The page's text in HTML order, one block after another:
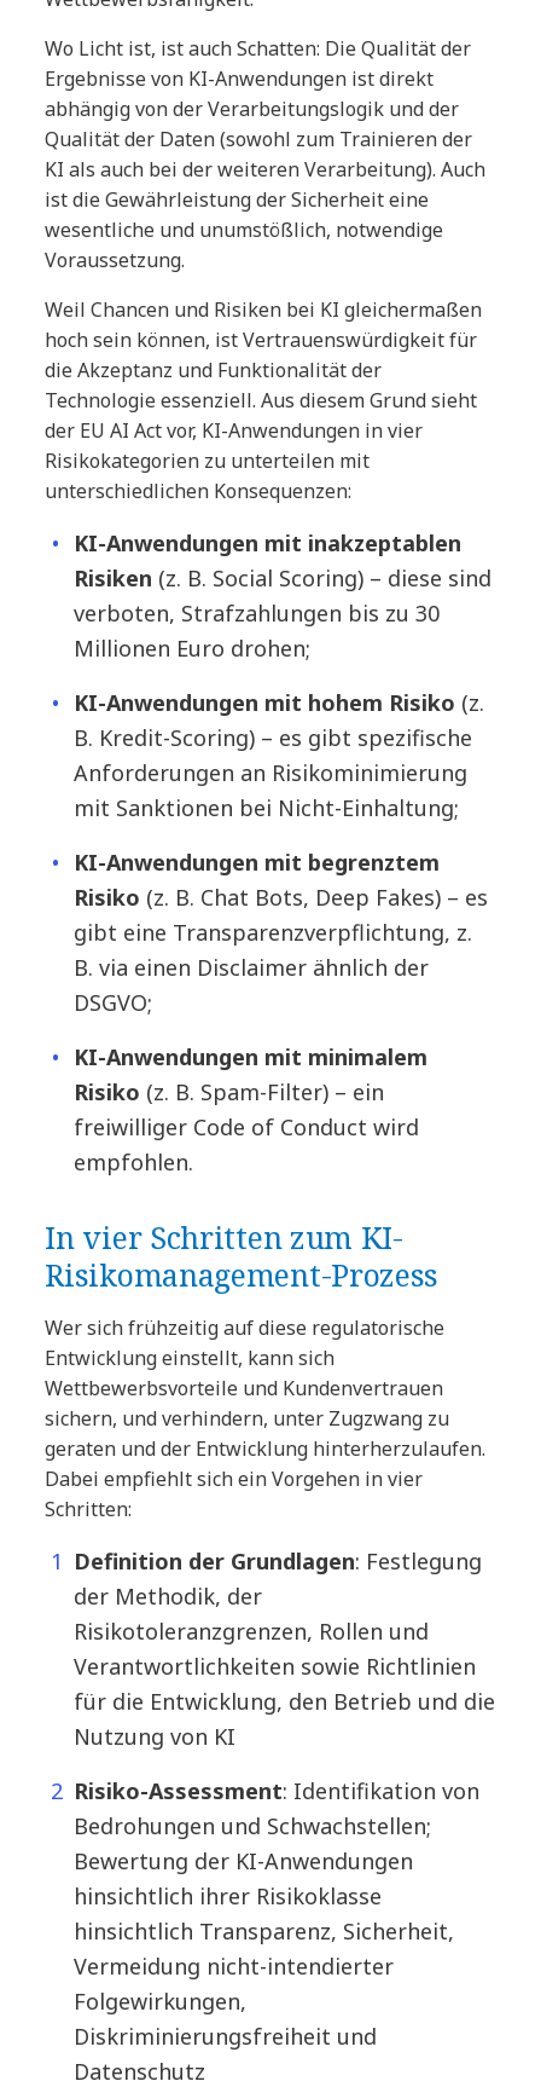
Wo Licht ist, ist auch Schatten: Die Qualität der
Ergebnisse von KI-Anwendungen ist direkt
abhängig von der Verarbeitungslogik und der
Qualität der Daten (sowohl zum Trainieren der
KI als auch bei der weiteren Verarbeitung). Auch
ist die Gewährleistung der Sicherheit eine
wesentliche und unumstößlich, notwendige
Voraussetzung.
Weil Chancen und Risiken bei KI gleichermaßen
hoch sein können, ist Vertrauenswürdigkeit für
die Akzeptanz und Funktionalität der
Technologie essenziell. Aus diesem Grund sieht
der EU AI Act vor, KI-Anwendungen in vier
Risikokategorien zu unterteilen mit
unterschiedlichen Konsequenzen:
KI-Anwendungen mit inakzeptablen
Risiken (z. B. Social Scoring) – diese sind
verboten, Strafzahlungen bis zu 30
Millionen Euro drohen;
KI-Anwendungen mit hohem Risiko (z.
B. Kredit-Scoring) – es gibt spezifische
Anforderungen an Risikominimierung
mit Sanktionen bei Nicht-Einhaltung;
KI-Anwendungen mit begrenztem
Risiko (z. B. Chat Bots, Deep Fakes) – es
gibt eine Transparenzverpflichtung, z.
B. via einen Disclaimer ähnlich der
DSGVO;
KI-Anwendungen mit minimalem
Risiko (z. B. Spam-Filter) – ein
freiwilliger Code of Conduct wird
empfohlen.
In vier Schritten zum KI-
Risikomanagement-Prozess
Wer sich frühzeitig auf diese regulatorische
Entwicklung einstellt, kann sich
Wettbewerbsvorteile und Kundenvertrauen
sichern, und verhindern, unter Zugzwang zu
geraten und der Entwicklung hinterherzulaufen.
Dabei empfiehlt sich ein Vorgehen in vier
Schritten:
Definition der Grundlagen: Festlegung
der Methodik, der
Risikotoleranzgrenzen, Rollen und
Verantwortlichkeiten sowie Richtlinien
für die Entwicklung, den Betrieb und die
Nutzung von KI
Risiko-Assessment: Identifikation von
Bedrohungen und Schwachstellen;
Bewertung der KI-Anwendungen
hinsichtlich ihrer Risikoklasse
hinsichtlich Transparenz, Sicherheit,
Vermeidung nicht-intendierter
Folgewirkungen,
Diskriminierungsfreiheit und
Datenschutz